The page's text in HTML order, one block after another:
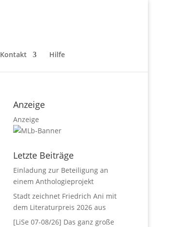
Kontakt Hilfe
Anzeige
Anzeige
Letzte Beiträge
Einladung zur Beteiligung an
einem Anthologieprojekt
Stadt zeichnet Friedrich Ani mit
dem Literaturpreis 2026 aus
[LiSe 07-08/26] Das ganz große